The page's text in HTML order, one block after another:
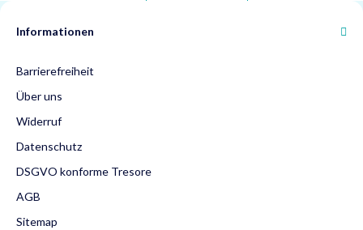
Informationen
Barrierefreiheit
Über uns
Widerruf
Datenschutz
DSGVO konforme Tresore
AGB
Sitemap